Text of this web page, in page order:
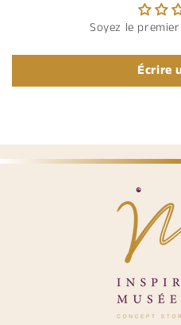
Soyez le
Écrire